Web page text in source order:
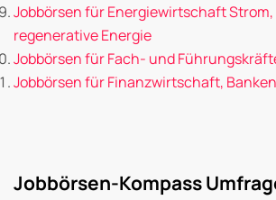
Jobbörsen für Energiewirtschaft Strom,
regenerative Energie
Jobbörsen für Fach- und
Jobbörsen für Finanzwirtschaft,
Jobbörsen-Kompass